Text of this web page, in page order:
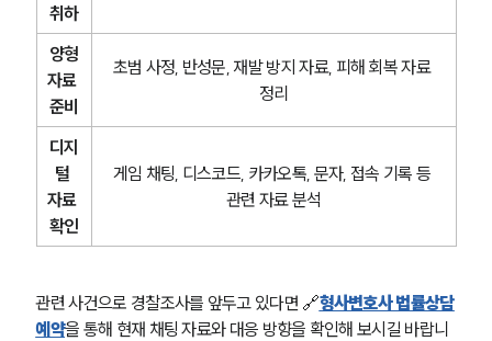
취하
양형
자료
준비
초범 사정, 반성문, 재발 방지 자료, 피해 회복 자료
정리
디지
털
자료
확인
게임 채팅, 디스코드, 카카오톡, 문자, 접속 기록 등
관련 자료 분석
관련 사건으로 경찰조사를 앞두고 있다면 🔗형사변호사 법률상담
예약을 통해 현재 채팅 자료와 대응 방향을 확인해 보시길 바랍니